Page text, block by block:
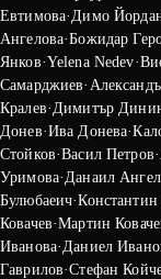
Евтимова· Димо
Ангелова·Божидар
Янков·Yelena Nedev·
Самарджиев·
Кралев· Димитър
Донев·Ива Донева·
Стойков·Васил Петров·
Уримова· Данаил
Булюбаеич·
Ковачев·Мартин
Иванова· Даниел
Гаврилов·Стефан